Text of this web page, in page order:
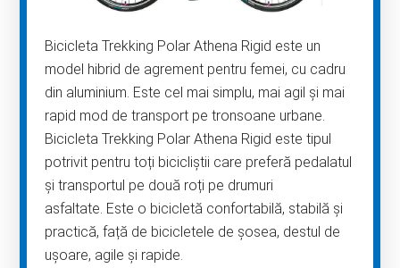
Bicicleta Trekking Polar Athena Rigid este un
model hibrid de agrement pentru femei, cu cadru
din aluminium. Este cel mai simplu, mai agil și mai
rapid mod de transport pe tronsoane urbane.
Bicicleta Trekking Polar Athena Rigid este tipul
potrivit pentru toți bicicliștii care preferă pedalatul
și transportul pe două roți pe drumuri
asfaltate. Este o bicicletă confortabilă, stabilă și
practică, față de bicicletele de șosea, destul de
ușoare, agile și rapide.